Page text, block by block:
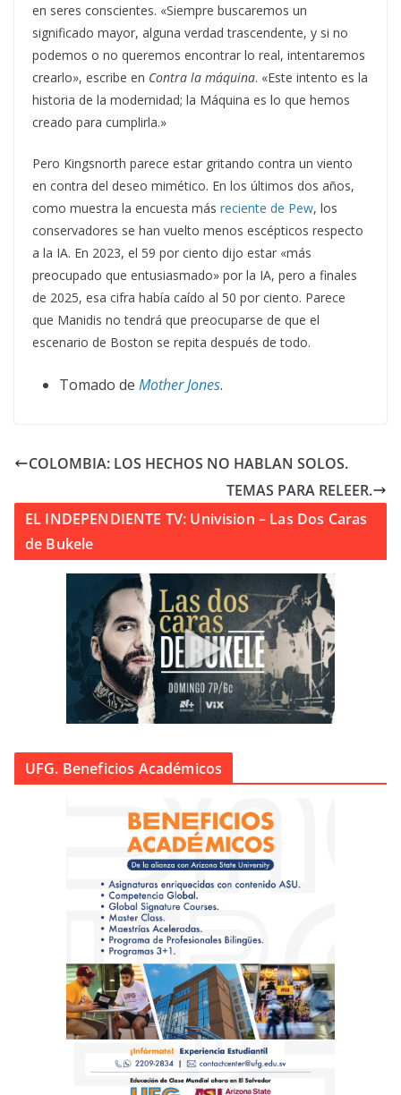
en seres conscientes. «Siempre buscaremos un
significado mayor, alguna verdad trascendente, y si no
podemos o no queremos encontrar lo real, intentaremos
crearlo», escribe en Contra la máquina. «Este intento es la
historia de la modernidad; la Máquina es lo que hemos
creado para cumplirla.»
Pero Kingsnorth parece estar gritando contra un viento
en contra del deseo mimético. En los últimos dos años,
como muestra la encuesta más reciente de Pew, los
conservadores se han vuelto menos escépticos respecto
a la IA. En 2023, el 59 por ciento dijo estar «más
preocupado que entusiasmado» por la IA, pero a finales
de 2025, esa cifra había caído al 50 por ciento. Parece
que Manidis no tendrá que preocuparse de que el
escenario de Boston se repita después de todo.
Tomado de Mother Jones.
COLOMBIA: LOS HECHOS NO HABLAN SOLOS.
TEMAS PARA RELEER.
EL INDEPENDIENTE TV: Univision – Las Dos Caras
de Bukele
UFG. Beneficios Académicos